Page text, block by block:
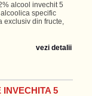
alcool invechit 5
specific
exclusiv din fructe,
vezi detalii
INVECHITA 5